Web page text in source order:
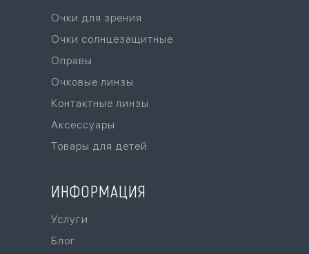
Очки для зрения
Очки солнцезащитные
Очковые линзы
Оправы
Контактные линзы
Аксессуары
Товары для детей
ИНФОРМАЦИЯ
Услуги
Блог